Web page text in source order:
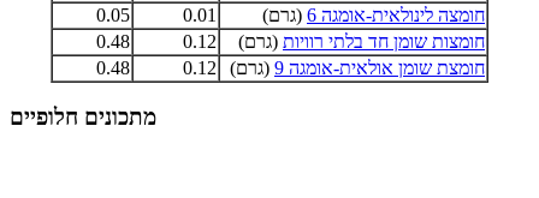
חומצה לינולאית-אומגה 6
(גרם) 0.01
0.05
חומצות שומן חד בלתי רוויות (גרם) 0.12
0.48
חומצת שומן אולאית-אומגה 9
(גרם) 0.12
0.48
מתכונים חלופיים